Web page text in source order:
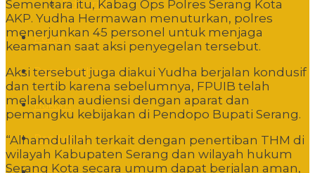
Editorial
Politik
Pemerintahan
Hukum
Pendidikan
Sementara itu, Kabag Ops Polres Serang Kota
AKP. Yudha Hermawan menuturkan, polres
menerjunkan 45 personel untuk menjaga
keamanan saat aksi penyegelan tersebut.
Aksi tersebut juga diakui Yudha berjalan kondusif
dan tertib karena sebelumnya, FPUIB telah
melakukan audiensi dengan aparat dan
pemangku kebijakan di Pendopo Bupati Serang.
“Alhamdulilah terkait dengan penertiban THM di
wilayah Kabupaten Serang dan wilayah hukum
Serang Kota secara umum dapat berjalan aman,